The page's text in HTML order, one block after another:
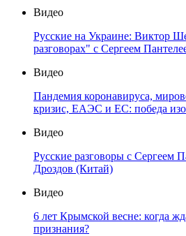
Видео
Русские на Украине: Виктор
разговорах" с Сергеем
Видео
Пандемия коронавируса,
кризис, ЕАЭС и ЕС: победа
Видео
Русские разговоры с Сергеем
Дроздов (Китай)
Видео
6 лет Крымской весне: когда
признания?